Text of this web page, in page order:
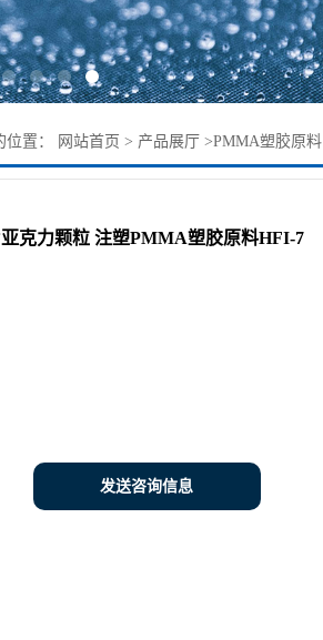
位置： 网站首页 > 产品展厅 >PMMA塑胶原料
克力颗粒 注塑PMMA塑胶原料HFI-7
发送咨询信息